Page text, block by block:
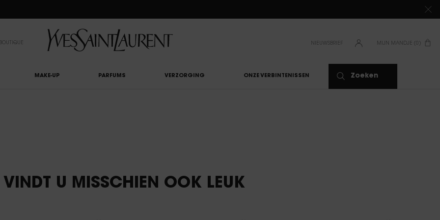
NIEUWSBRIEF MIJN MANDJE 0
MAKE-UP PARFUMS VERZORGING ONZE VERBINTENISSEN Zoeken
VINDT U MISSCHIEN OOK LEUK